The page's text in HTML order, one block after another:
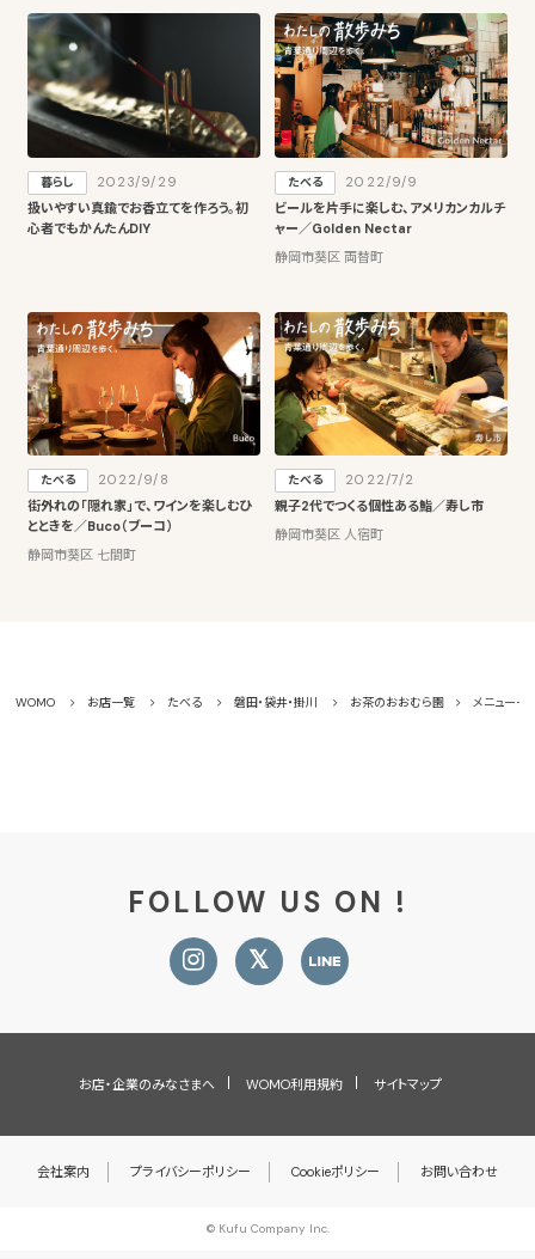
暮らし
2023/9/29
扱いやすい真鍮でお香立てを作ろう。初
心者でもかんたんDIY
たべる
2022/9/9
ビールを片手に楽しむ、アメリカンカルチ
ャー／Golden Nectar
静岡市葵区 両替町
たべる
2022/9/8
街外れの「隠れ家」で、ワインを楽しむひ
とときを／Buco（ブーコ）
静岡市葵区 七間町
たべる
2022/7/2
親子2代でつくる個性ある鮨／寿し市
静岡市葵区 人宿町
WOMO お店一覧 たべる 磐田・袋井・掛川 お茶のおおむら園 メニュー一
FOLLOW US ON !
お店・企業のみなさまへ WOMO利用規約 サイトマップ
会社案内 プライバシーポリシー Cookieポリシー お問い合わせ
© Kufu Company Inc.